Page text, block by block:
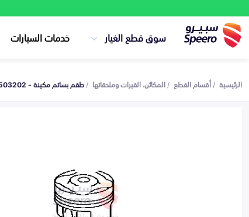
سوق قطع الغيار خدمات السيارات
الرئيسية أقسام القطع المكائن، القيرات وملحقاتها طقم بساتم مكينة - 131013503202